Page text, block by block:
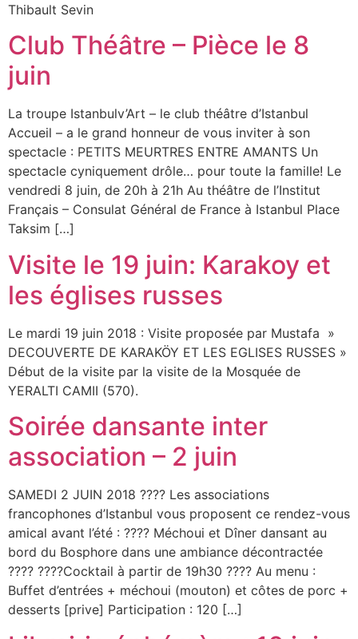
Thibault Sevin
Club Théâtre – Pièce le 8
juin
La troupe Istanbulv’Art – le club théâtre d’Istanbul
Accueil – a le grand honneur de vous inviter à son
spectacle : PETITS MEURTRES ENTRE AMANTS Un
spectacle cyniquement drôle… pour toute la famille! Le
vendredi 8 juin, de 20h à 21h Au théâtre de l’Institut
Français – Consulat Général de France à Istanbul Place
Taksim […]
Visite le 19 juin: Karakoy et
les églises russes
Le mardi 19 juin 2018 : Visite proposée par Mustafa »
DECOUVERTE DE KARAKÖY ET LES EGLISES RUSSES »
Début de la visite par la visite de la Mosquée de
YERALTI CAMII (570).
Soirée dansante inter
association – 2 juin
SAMEDI 2 JUIN 2018 ???? Les associations
francophones d’Istanbul vous proposent ce rendez-vous
amical avant l’été : ???? Méchoui et Dîner dansant au
bord du Bosphore dans une ambiance décontractée
???? ????Cocktail à partir de 19h30 ???? Au menu :
Buffet d’entrées + méchoui (mouton) et côtes de porc +
desserts [prive] Participation : 120 […]